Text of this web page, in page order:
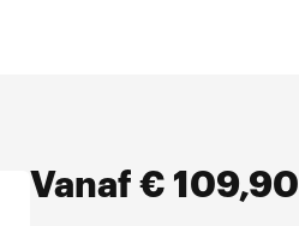
Vanaf € 109,90